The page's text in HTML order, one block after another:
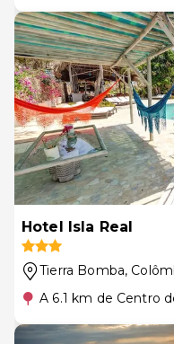
Hotel Isla Real
Tierra Bomba,
A 6.1 km de Centro